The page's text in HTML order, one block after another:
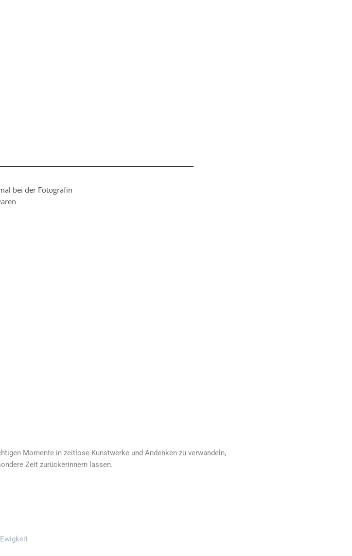
Momente in zeitlose Kunstwerke und Andenken zu verwandeln,
Zeit zurückerinnern lassen.